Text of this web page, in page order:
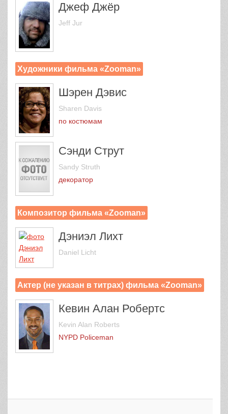
Джеф Джёр
Jeff Jur
Художники фильма «Zooman»
Шэрен Дэвис
Sharen Davis
по костюмам
Сэнди Струт
Sandy Struth
декоратор
Композитор фильма «Zooman»
Дэниэл Лихт
Daniel Licht
Актер (не указан в титрах) фильма «Zooman»
Кевин Алан Робертс
Kevin Alan Roberts
NYPD Policeman